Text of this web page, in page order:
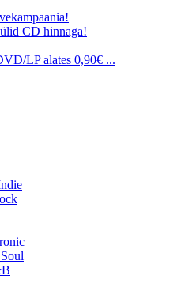
CD hinnaga!
LP alates 0,90€ ...